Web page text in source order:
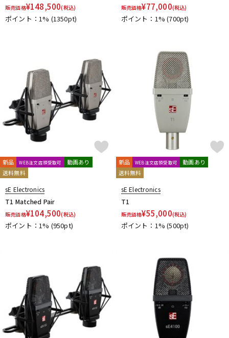
販売価格¥148,500(税込)
ポイント：1% (1350pt)
販売価格¥77,000(税込)
ポイント：1%(700pt)
新品 WEB注文店頭受取可
動画あり
送料無料
sE Electronics
T1 Matched Pair
販売価格¥104,500(税込)
ポイント：1% (950pt)
新品 WEB注文店頭受取可
動画あり
送料無料
sE Electronics
T1
販売価格¥55,000(税込)
ポイント：1%(500pt)